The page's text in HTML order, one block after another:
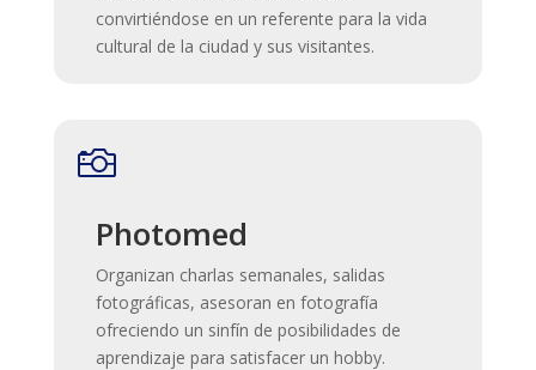
convirtiéndose en un referente para la vida
cultural de la ciudad y sus visitantes.

Photomed
Organizan charlas semanales, salidas
fotográficas, asesoran en fotografía
ofreciendo un sinfín de posibilidades de
aprendizaje para satisfacer un hobby.